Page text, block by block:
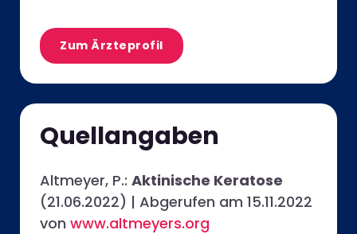
Zum Ärzteprofil
Quellangaben
Altmeyer, P.: Aktinische Keratose
(21.06.2022) | Abgerufen am 15.11.2022
von www.altmeyers.org